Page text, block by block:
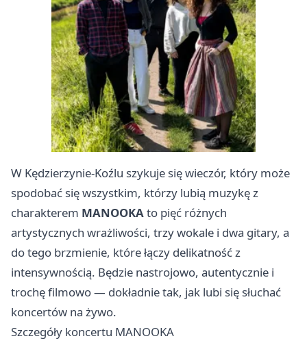
W Kędzierzynie-Koźlu szykuje się wieczór, który może
spodobać się wszystkim, którzy lubią muzykę z
charakterem MANOOKAto pięć różnych
artystycznych wrażliwości, trzy wokale i dwa gitary, a
do tego brzmienie, które łączy delikatność z
intensywnością. Będzie nastrojowo, autentycznie i
trochę filmowo — dokładnie tak, jak lubi się słuchać
koncertów na żywo.
Szczegóły koncertu MANOOKA